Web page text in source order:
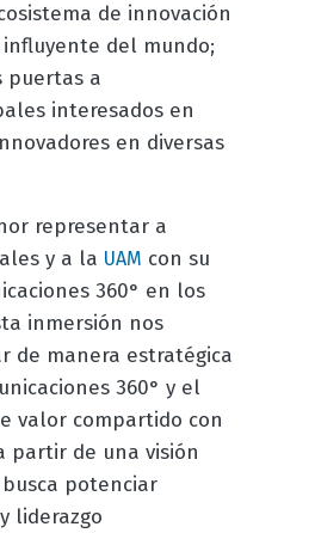
de innovación
del mundo;
puertas a
interesados en
en diversas
representar a
y a la UAM con su
360° en los
inmersión nos
de manera estratégica
360° y el
valor compartido con
partir de una visión
potenciar
liderazgo